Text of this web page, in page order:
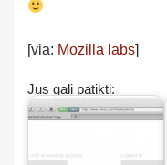
[via: Mozilla labs]
Jus gali patikti: